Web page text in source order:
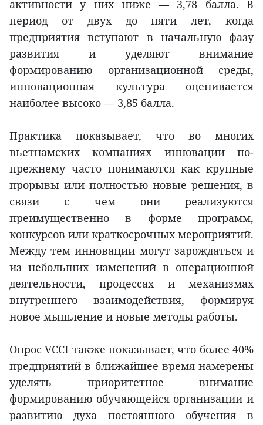
активности у них ниже — 3,78 балла. В
период от двух до пяти лет, когда
предприятия вступают в начальную фазу
развития и уделяют внимание
формированию организационной среды,
инновационная культура оценивается
наиболее высоко — 3,85 балла.
Практика показывает, что во многих
вьетнамских компаниях инновации по-
прежнему часто понимаются как крупные
прорывы или полностью новые решения, в
связи с чем они реализуются
преимущественно в форме программ,
конкурсов или краткосрочных мероприятий.
Между тем инновации могут зарождаться и
из небольших изменений в операционной
деятельности, процессах и механизмах
внутреннего взаимодействия, формируя
новое мышление и новые методы работы.
Опрос VCCI также показывает, что более 40%
предприятий в ближайшее время намерены
уделять приоритетное внимание
формированию обучающейся организации и
развитию духа постоянного обучения в